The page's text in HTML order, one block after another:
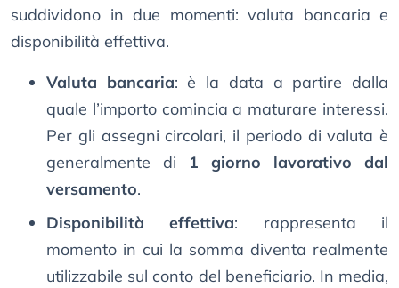
suddividono in due momenti: valuta bancaria e
disponibilità effettiva.
Valuta bancaria: è la data a partire dalla
quale l’importo comincia a maturare interessi.
Per gli assegni circolari, il periodo di valuta è
generalmente di 1 giorno lavorativo dal
versamento.
Disponibilità effettiva: rappresenta il
momento in cui la somma diventa realmente
utilizzabile sul conto del beneficiario. In media,